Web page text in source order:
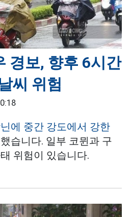
경보, 향후 6시간
씨 위험
에 중간 강도에서 강한
습니다. 일부 코뮌과 구
위험이 있습니다.